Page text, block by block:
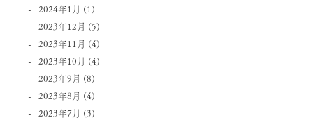
2024年1月 (1)
2023年12月 (5)
2023年11月 (4)
2023年10月 (4)
2023年9月 (8)
2023年8月 (4)
2023年7月 (3)